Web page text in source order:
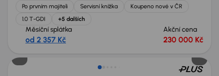
Po prvním majiteli Servisní knížka
Koupeno nové v ČR
1.0 T-GDI
+5 dalších
Měsíční splátka
od 2 357 Kč
Akční cena
230 000 Kč
Nově v nabídce